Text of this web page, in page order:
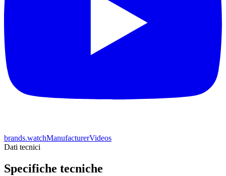
brands.watchManufacturerVideos
Dati tecnici
Specifiche tecniche